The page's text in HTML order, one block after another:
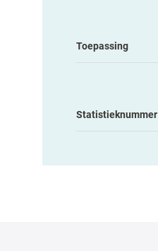
Toepassing
Statistieknummer